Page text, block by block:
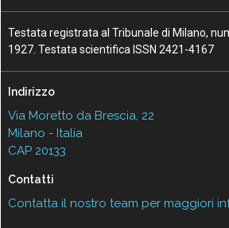
Testata registrata al Tribunale di Milano,
1927. Testata scientifica ISSN 2421-4167
Indirizzo
Via Moretto da Brescia, 22
Milano - Italia
CAP 20133
Contatti
Contatta il nostro team per maggiori